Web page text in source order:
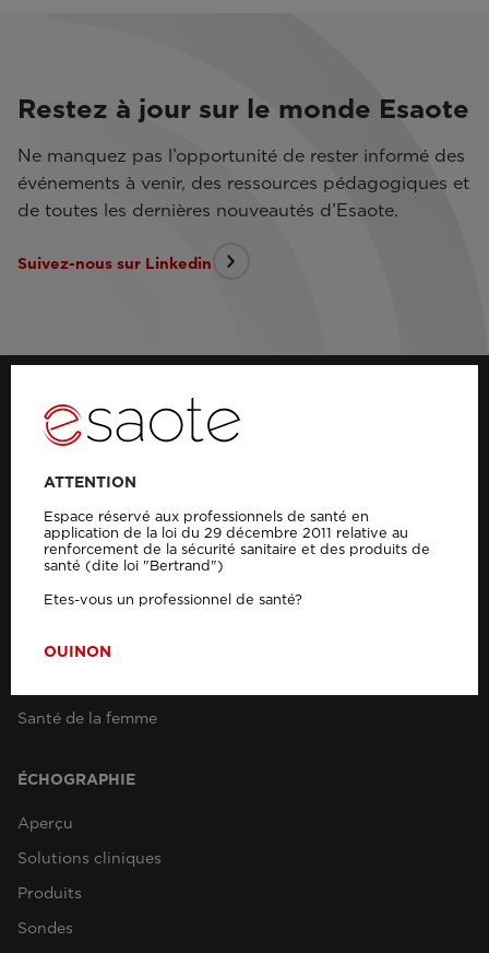
Restez à jour sur le monde Esaote
Ne manquez pas l’opportunité de rester informé des
événements à venir, des ressources pédagogiques et
de toutes les dernières nouveautés d’Esaote.
Suivez-nous sur Linkedin
SOLUTIONS POUR
Aperçu
Radiologie
Orthopédie
Médecine du sport
Cardiologie
Santé de la femme
ÉCHOGRAPHIE
Aperçu
Solutions cliniques
Produits
Sondes
ATTENTION
Espace réservé aux professionnels de santé en
application de la loi du 29 décembre 2011 relative au
renforcement de la sécurité sanitaire et des produits de
santé (dite loi "Bertrand")
Etes-vous un professionnel de santé?
OUINON